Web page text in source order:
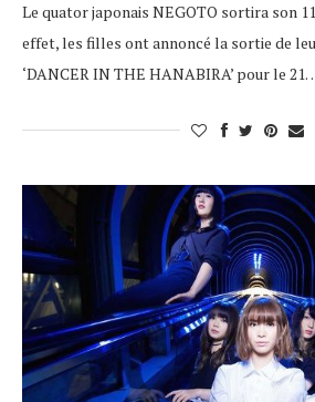
Le quator japonais NEGOTO sortira son
effet, les filles ont annoncé la sortie de
‘DANCER IN THE HANABIRA’ pour le